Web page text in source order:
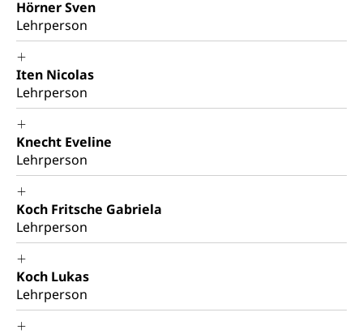
Hörner Sven
Lehrperson
Iten Nicolas
Lehrperson
Knecht Eveline
Lehrperson
Koch Fritsche Gabriela
Lehrperson
Koch Lukas
Lehrperson
Atmosphäre, Luft, Klima (Geoportal)
Klima
Raumplanung
Raumplan, Nutzungsplan
Richtplanung Kanton Luzern (ARE)